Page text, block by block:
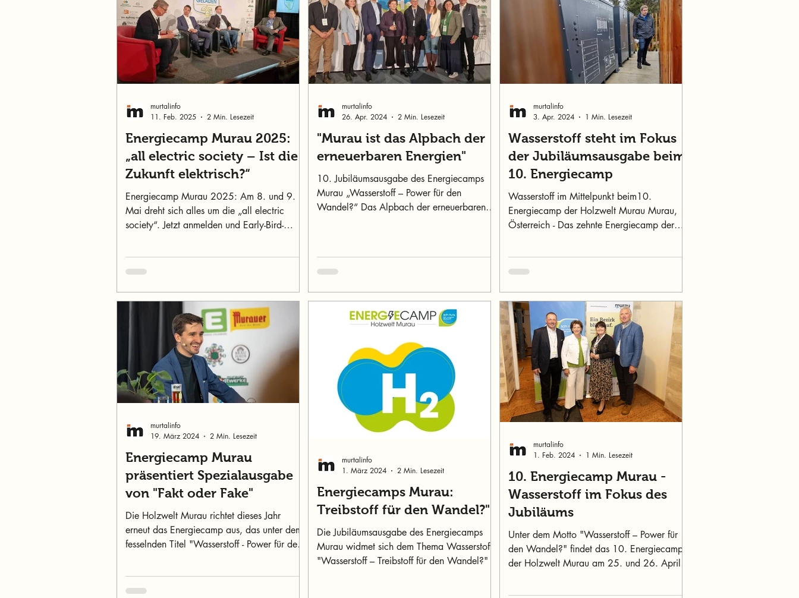
Energiecamp Murau 2025:
„all electric society – Ist die
Zukunft elektrisch?“
Energiecamp Murau 2025: Am 8. und 9.
Mai dreht sich alles um die „all electric
society“. Jetzt anmelden und Early-Bird-
murtalinfo
11. Feb. 2025
2 Min. Lesezeit
"Murau ist das Alpbach der
erneuerbaren Energien"
10. Jubiläumsausgabe des Energiecamps
Murau „Wasserstoff – Power für den
Wandel?“ Das Alpbach der erneuerbaren
murtalinfo
26. Apr. 2024
2 Min. Lesezeit
Wasserstoff steht im Fokus
der Jubiläumsausgabe beim
10. Energiecamp
Wasserstoff im Mittelpunkt beim10.
Energiecamp der Holzwelt Murau Murau,
Österreich - Das zehnte Energiecamp der
murtalinfo
3. Apr. 2024
1 Min. Lesezeit
Energiecamp Murau
präsentiert Spezialausgabe
von "Fakt oder Fake"
Die Holzwelt Murau richtet dieses Jahr
erneut das Energiecamp aus, das unter dem
fesselnden Titel "Wasserstoff - Power für den
murtalinfo
19. März 2024
2 Min. Lesezeit
Energiecamps Murau:
Treibstoff für den Wandel?"
Die Jubiläumsausgabe des Energiecamps
Murau widmet sich dem Thema Wasserstoff:
"Wasserstoff – Treibstoff für den Wandel?"
murtalinfo
1. März 2024
2 Min. Lesezeit
10. Energiecamp Murau -
Wasserstoff im Fokus des
Jubiläums
Unter dem Motto "Wasserstoff – Power für
den Wandel?" findet das 10. Energiecamp
der Holzwelt Murau am 25. und 26. April
murtalinfo
1. Feb. 2024
1 Min. Lesezeit